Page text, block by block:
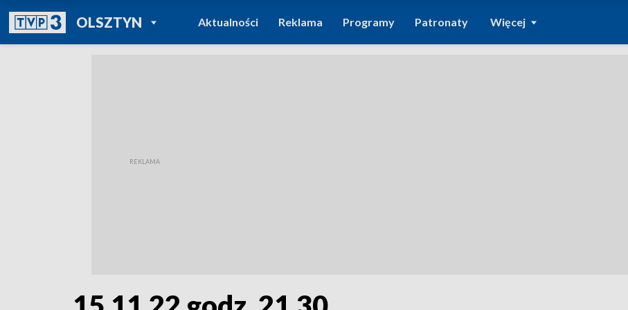
OLSZTYNPOWRÓT DO
TVP REGIONY
Aktualności Reklama Programy Patronaty Więcej